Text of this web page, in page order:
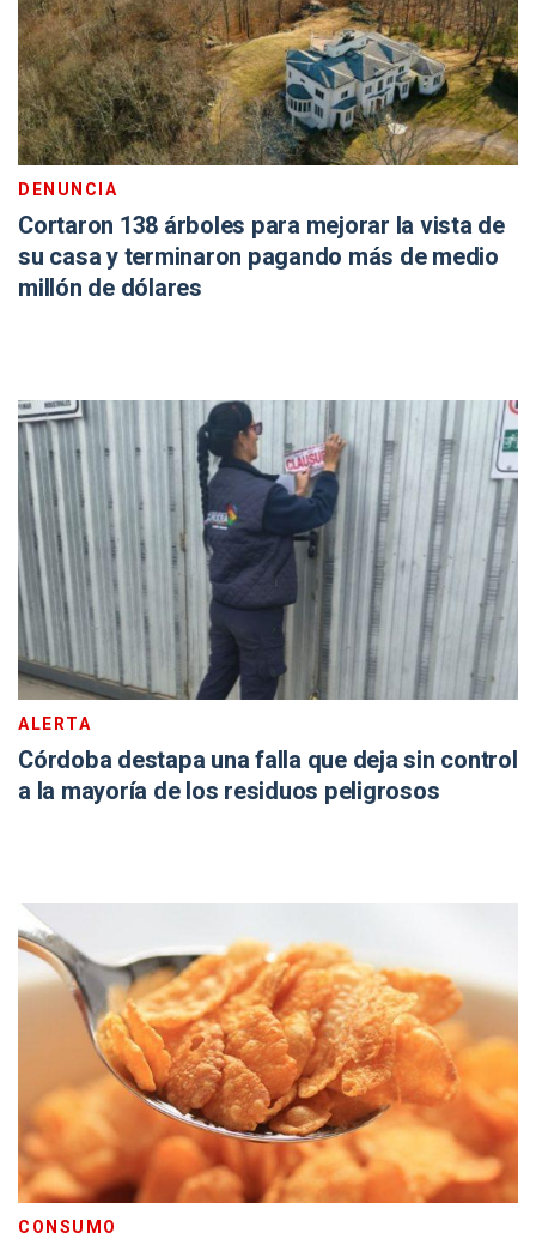
DENUNCIA
Cortaron 138 árboles para mejorar la vista de
su casa y terminaron pagando más de medio
millón de dólares
ALERTA
Córdoba destapa una falla que deja sin control
a la mayoría de los residuos peligrosos
CONSUMO